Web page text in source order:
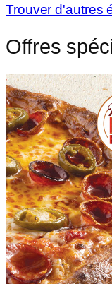
Trouver d'autres
Offres